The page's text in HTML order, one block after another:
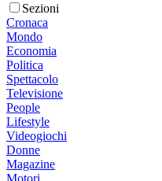
Sezioni
Cronaca
Mondo
Economia
Politica
Spettacolo
Televisione
People
Lifestyle
Videogiochi
Donne
Magazine
Motori